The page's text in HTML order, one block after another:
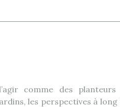
comme des
les perspectives à